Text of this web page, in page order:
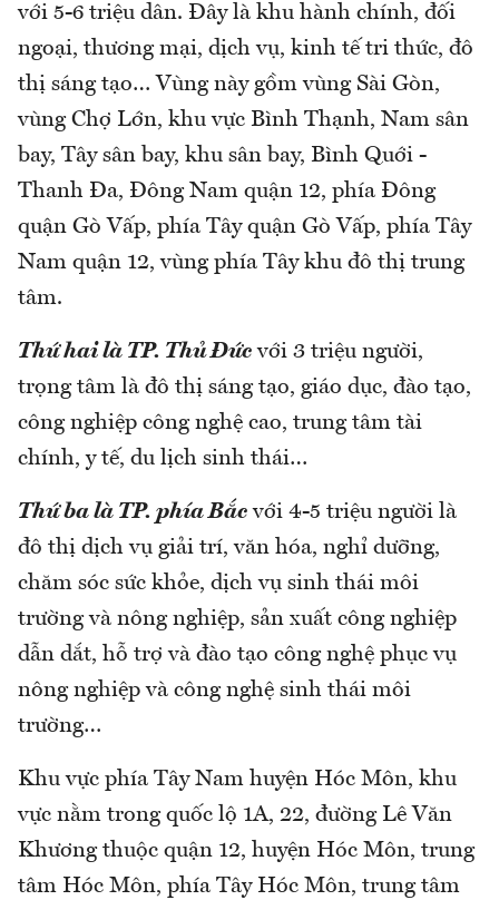
với 5-6 triệu dân. Đây là khu hành chính, đối
ngoại, thương mại, dịch vụ, kinh tế tri thức, đô
thị sáng tạo… Vùng này gồm vùng Sài Gòn,
vùng Chợ Lớn, khu vực Bình Thạnh, Nam sân
bay, Tây sân bay, khu sân bay, Bình Quới -
Thanh Đa, Đông Nam quận 12, phía Đông
quận Gò Vấp, phía Tây quận Gò Vấp, phía Tây
Nam quận 12, vùng phía Tây khu đô thị trung
tâm.
Thứ hai là TP. Thủ Đức với 3 triệu người,
trọng tâm là đô thị sáng tạo, giáo dục, đào tạo,
công nghiệp công nghệ cao, trung tâm tài
chính, y tế, du lịch sinh thái…
Thứ ba là TP. phía Bắc với 4-5 triệu người là
đô thị dịch vụ giải trí, văn hóa, nghỉ dưỡng,
chăm sóc sức khỏe, dịch vụ sinh thái môi
trường và nông nghiệp, sản xuất công nghiệp
dẫn dắt, hỗ trợ và đào tạo công nghệ phục vụ
nông nghiệp và công nghệ sinh thái môi
trường…
Khu vực phía Tây Nam huyện Hóc Môn, khu
vực nằm trong quốc lộ 1A, 22, đường Lê Văn
Khương thuộc quận 12, huyện Hóc Môn, trung
tâm Hóc Môn, phía Tây Hóc Môn, trung tâm